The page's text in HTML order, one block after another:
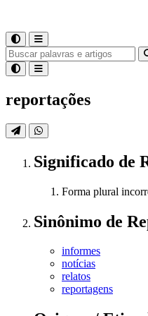
reportações
Significado de
Forma plural
Sinônimo de
informes
notícias
relatos
reportagens